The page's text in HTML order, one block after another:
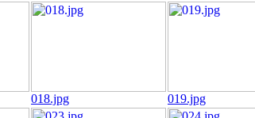
018.jpg 019.jpg